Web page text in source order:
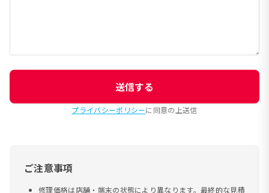
送信する
プライバシーポリシーに同意の上送信
ご注意事項
修理価格は店舗・端末の状態により異なります。最終的な見積